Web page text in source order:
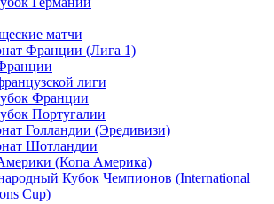
матчи
Франции (Лига 1)
лиги
Франции
Португалии
Голландии (Эредивизи)
Шотландии
(Копа Америка)
Кубок Чемпионов (International
Cup)